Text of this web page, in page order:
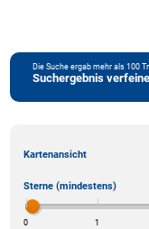
Die Suche ergab mehr als 100
Suchergebnis
Kartenansicht
Sterne (mindestens)
0 1